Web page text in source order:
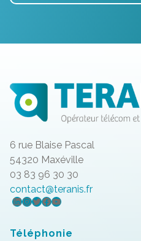
6 rue Blaise Pascal
54320 Maxéville
03 83 96 30 30
contact@teranis.fr
LinkedIn
Instagram
Twitter
Facebook
YouTube
Téléphonie